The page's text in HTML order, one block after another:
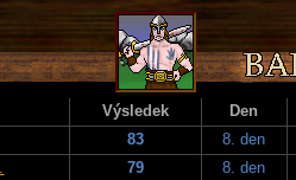
Výsledek
Den
83
8. den
79
8. den